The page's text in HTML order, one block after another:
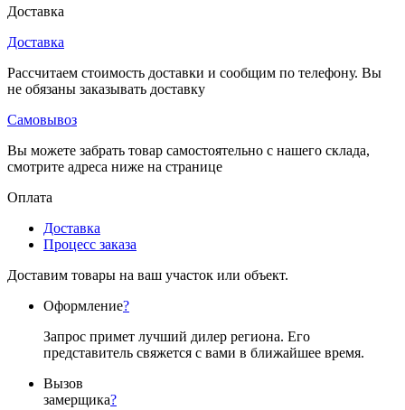
Доставка
Доставка
Рассчитаем стоимость доставки и сообщим по телефону. Вы
не обязаны заказывать доставку
Самовывоз
Вы можете забрать товар самостоятельно с нашего склада,
смотрите адреса ниже на странице
Оплата
Доставка
Процесс заказа
Доставим товары на ваш участок или объект.
Оформление?
Запрос примет лучший дилер региона. Его
представитель свяжется с вами в ближайшее время.
Вызов
замерщика?